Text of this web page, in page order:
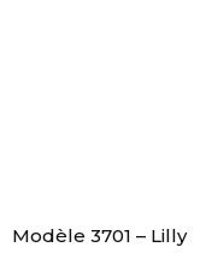
Modèle 3701 – Lilly